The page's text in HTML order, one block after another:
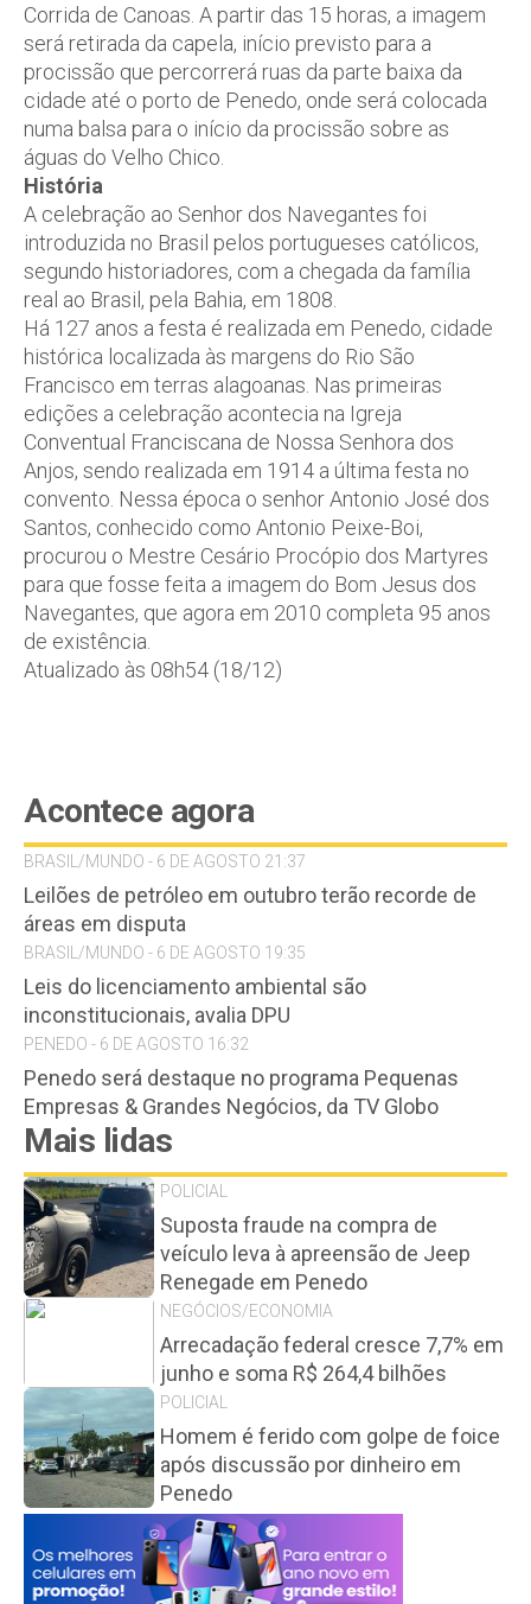
Corrida de Canoas. A partir das 15 horas, a imagem
será retirada da capela, início previsto para a
procissão que percorrerá ruas da parte baixa da
cidade até o porto de Penedo, onde será colocada
numa balsa para o início da procissão sobre as
águas do Velho Chico.
História
A celebração ao Senhor dos Navegantes foi
introduzida no Brasil pelos portugueses católicos,
segundo historiadores, com a chegada da família
real ao Brasil, pela Bahia, em 1808.
Há 127 anos a festa é realizada em Penedo, cidade
histórica localizada às margens do Rio São
Francisco em terras alagoanas. Nas primeiras
edições a celebração acontecia na Igreja
Conventual Franciscana de Nossa Senhora dos
Anjos, sendo realizada em 1914 a última festa no
convento. Nessa época o senhor Antonio José dos
Santos, conhecido como Antonio Peixe-Boi,
procurou o Mestre Cesário Procópio dos Martyres
para que fosse feita a imagem do Bom Jesus dos
Navegantes, que agora em 2010 completa 95 anos
de existência.
Atualizado às 08h54 (18/12)
Acontece agora
BRASIL/MUNDO - 6 DE AGOSTO 21:37
Leilões de petróleo em outubro terão recorde de
áreas em disputa
BRASIL/MUNDO - 6 DE AGOSTO 19:35
Leis do licenciamento ambiental são
inconstitucionais, avalia DPU
PENEDO - 6 DE AGOSTO 16:32
Penedo será destaque no programa Pequenas
Empresas & Grandes Negócios, da TV Globo
Mais lidas
POLICIAL
Suposta fraude na compra de
veículo leva à apreensão de Jeep
Renegade em Penedo
NEGÓCIOS/ECONOMIA
Arrecadação federal cresce 7,7% em
junho e soma R$ 264,4 bilhões
POLICIAL
Homem é ferido com golpe de foice
após discussão por dinheiro em
Penedo